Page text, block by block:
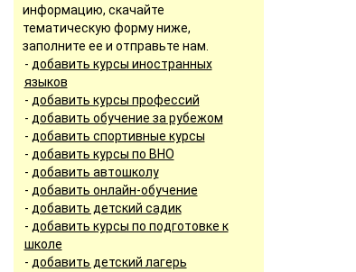
информацию, скачайте
тематическую форму ниже,
заполните ее и отправьте нам.
- добавить курсы иностранных
языков
- добавить курсы профессий
- добавить обучение за рубежом
- добавить спортивные курсы
- добавить курсы по ВНО
- добавить автошколу
- добавить онлайн-обучение
- добавить детский садик
- добавить курсы по подготовке к
школе
- добавить детский лагерь